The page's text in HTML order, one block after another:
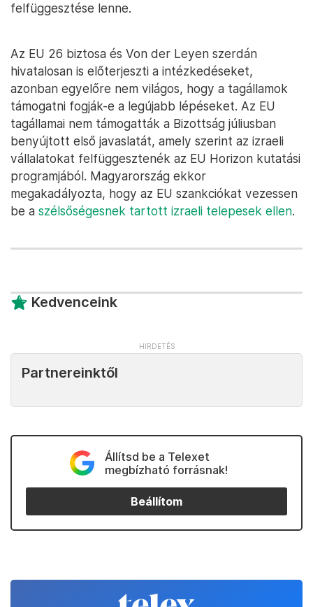
felfüggesztése lenne.
Az EU 26 biztosa és Von der Leyen szerdán
hivatalosan is előterjeszti a intézkedéseket,
azonban egyelőre nem világos, hogy a tagállamok
támogatni fogják-e a legújabb lépéseket. Az EU
tagállamai nem támogatták a Bizottság júliusban
benyújtott első javaslatát, amely szerint az izraeli
vállalatokat felfüggesztenék az EU Horizon kutatási
programjából. Magyarország ekkor
megakadályozta, hogy az EU szankciókat vezessen
be a szélsőségesnek tartott izraeli telepesek ellen.
Kedvenceink
Partnereinktől
Állítsd be a Telexet
megbízható forrásnak!
Beállítom